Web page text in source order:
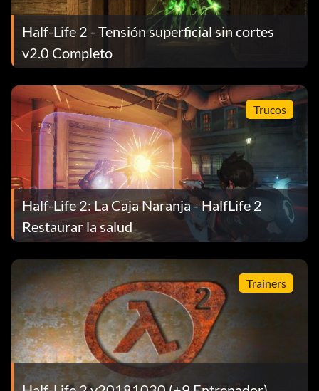
Half-Life 2 - Tensión superficial sin cortes
v2.0 Completo
Trucos
Half-Life 2: La Caja Naranja - HalfLife 2
Restaurar la salud
Trainers